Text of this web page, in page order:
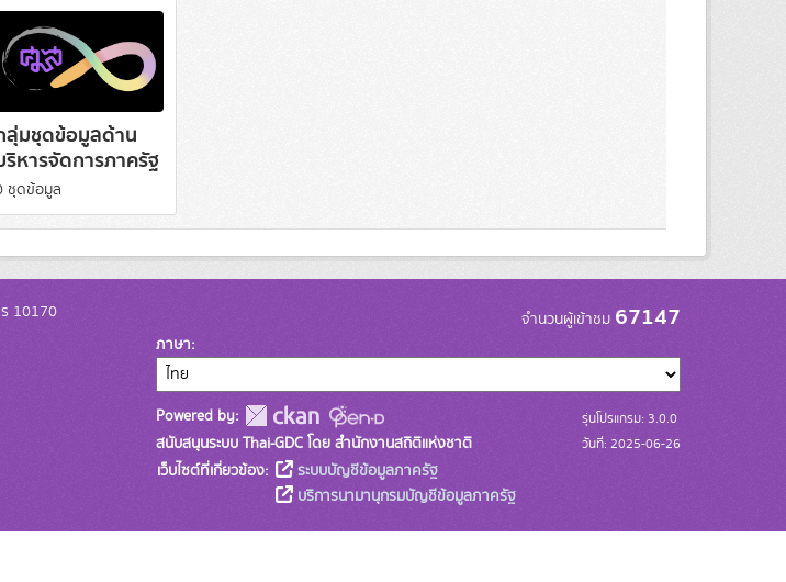
ลุ่มชุดข้อมูลด้าน
ริหารจัดการภาครัฐ
ชุดข้อมูล
10170
จำนวนผู้เข้าชม 67147
ภาษา
Powered by:
สนับสนุนระบบ Thai-GDC โดย สำนักงานสถิติแห่งชาติ
เว็บไซต์ที่เกี่ยวข้อง:
ระบบบัญชีข้อมูลภาครัฐ
บริการนามานุกรมบัญชีข้อมูลภาครัฐ
รุ่นโปรแกรม: 3.0.0
วันที่: 2025-06-26